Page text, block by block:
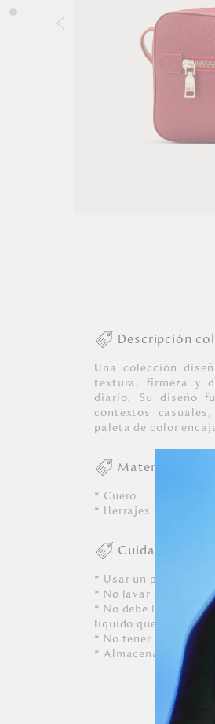
Descripción
Una colección
textura, firmeza y
diario. Su diseño
contextos
paleta de color
Materiales
* Cuero
* Herrajes en zamac
Cuidados
* Usar un paño
* No lavar a
* No debe limpiarse,
líquido que
* No tener contacto
* Almacenar